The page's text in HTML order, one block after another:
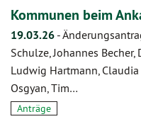
Kommunen beim
19.03.26 -
Schulze, Johannes Becher,
Ludwig Hartmann,
Osgyan, Tim…
Anträge